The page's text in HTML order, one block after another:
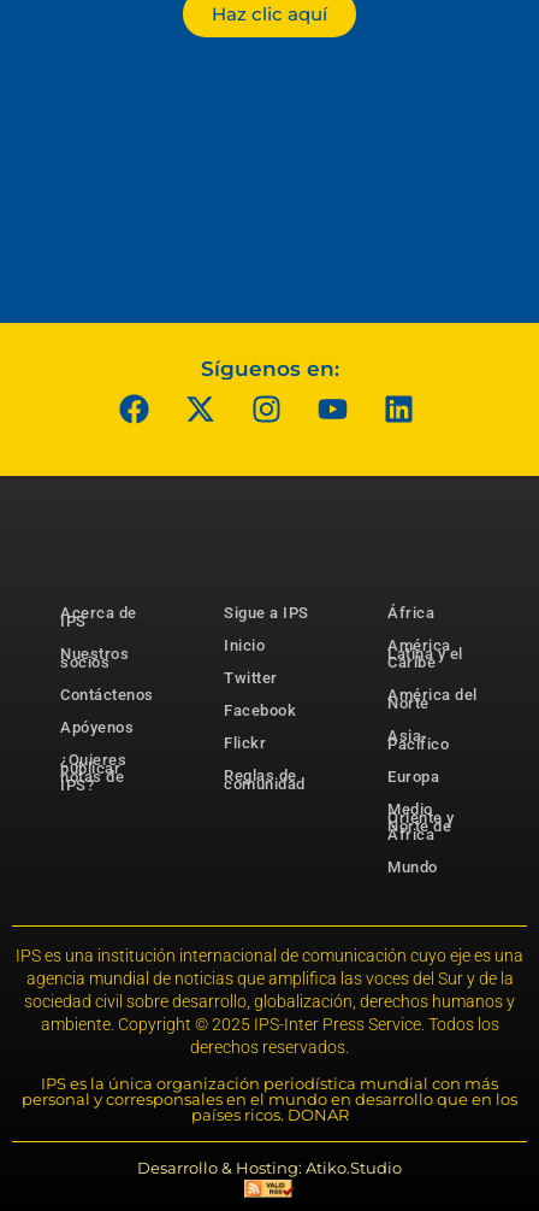
Haz clic aquí
Síguenos en:
Acerca de
IPS
Nuestros
socios
Contáctenos
Apóyenos
¿Quieres
publicar
notas de
IPS?
Sigue a IPS
Inicio
Twitter
Facebook
Flickr
Reglas de
comunidad
África
América
Latina y el
Caribe
América del
Norte
Asia-
Pacífico
Europa
Medio
Oriente y
Norte de
África
Mundo
IPS es una institución internacional de comunicación cuyo eje es una
agencia mundial de noticias que amplifica las voces del Sur y de la
sociedad civil sobre desarrollo, globalización, derechos humanos y
ambiente. Copyright © 2025 IPS-Inter Press Service. Todos los
derechos reservados.
IPS es la única organización periodística mundial con más
personal y corresponsales en el mundo en desarrollo que en los
países ricos. DONAR
Desarrollo & Hosting: Atiko.Studio